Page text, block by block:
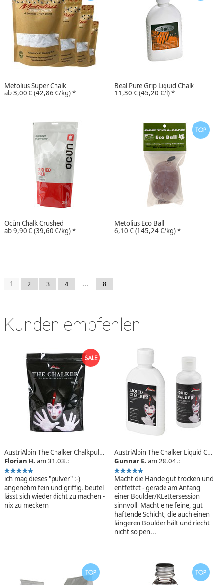
Metolius Super Chalk
ab3,00 €(42,86 €/kg)*
Beal Pure Grip Liquid Chalk
11,30 €(45,20 €/l)*
Ocùn Chalk Crushed
ab9,90 €(39,60 €/kg)*
Metolius Eco Ball
6,10 €(145,24 €/kg)*
1 2 3 4 ... 8
Kunden empfehlen
AustriAlpin The Chalker Chalkpulver
Florian H. am 31.03.:
ich mag dieses "pulver" :-)
angenehm fein und griffig, beutel
lässt sich wieder dicht zu machen -
nix zu meckern
AustriAlpin The Chalker Liquid Chalk
Gunnar E. am 28.04.:
Macht die Hände gut trocken und
entfettet - gerade am Anfang
einer Boulder/KLettersession
sinnvoll. Macht eine feine, gut
haftende Schicht, die auch einen
längeren Boulder hält und riecht
nicht so pen...